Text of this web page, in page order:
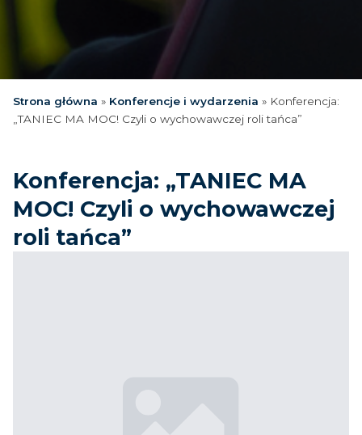
Strona główna » Konferencje i wydarzenia » Konferencja:
„TANIEC MA MOC! Czyli o wychowawczej roli tańca”
Konferencja: „TANIEC MA
MOC! Czyli o wychowawczej
roli tańca”